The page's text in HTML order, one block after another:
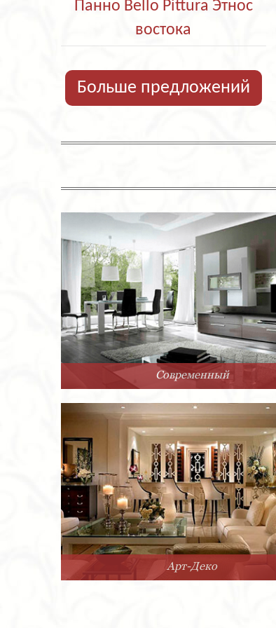
Панно Bello Pittura Этнос
востока
Больше предложений
Современный
Арт-Деко